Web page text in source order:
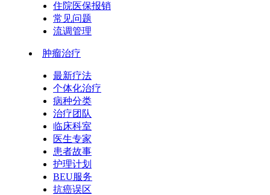
住院医保报销
常见问题
流调管理
肿瘤治疗
最新疗法
个体化治疗
病种分类
治疗团队
临床科室
医生专家
患者故事
护理计划
BEU服务
抗癌误区